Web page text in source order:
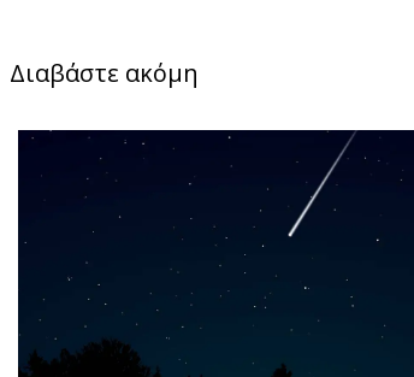
Διαβάστε ακόμη